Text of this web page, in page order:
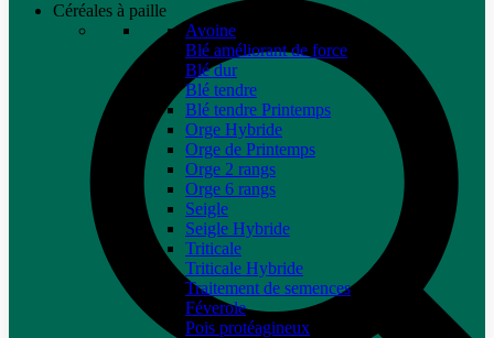
Céréales à paille
Avoine
Blé améliorant de force
Blé dur
Blé tendre
Blé tendre Printemps
Orge Hybride
Orge de Printemps
Orge 2 rangs
Orge 6 rangs
Seigle
Seigle Hybride
Triticale
Triticale Hybride
Traitement de semences
Féverole
Pois protéagineux